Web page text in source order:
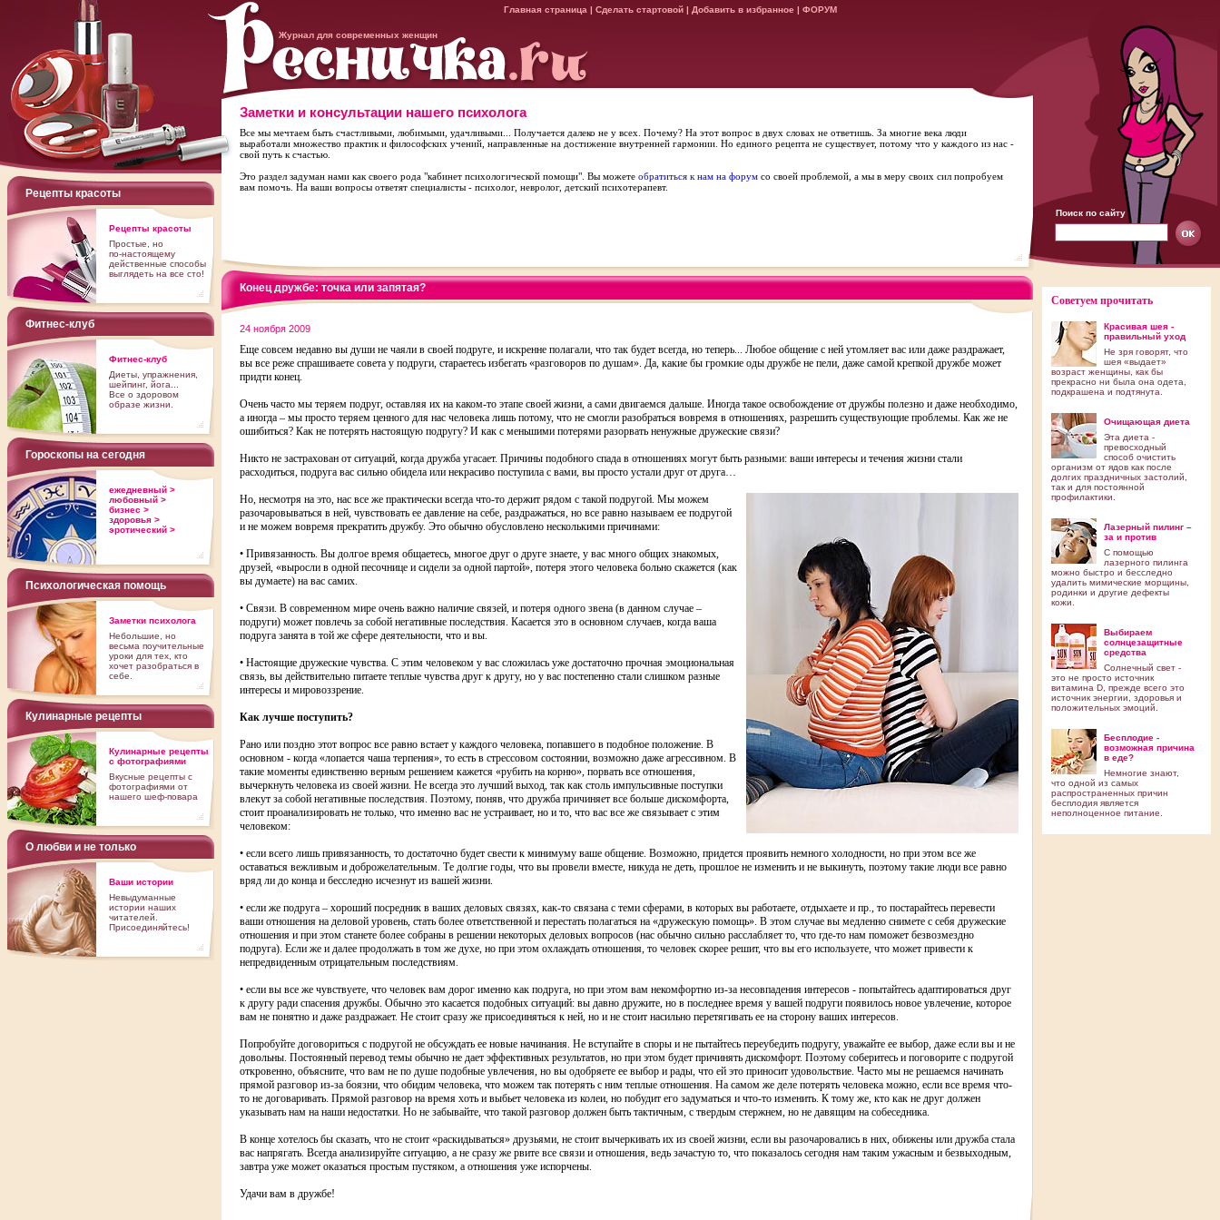
Журнал для современных женщин
Заметки и консультации нашего психолога
Все мы мечтаем быть счастливыми, любимыми, удачливыми... Получается далеко не у всех. Почему? На этот вопрос в двух словах не ответишь. За многие века люди
выработали множество практик и философских учений, направленные на достижение внутренней гармонии. Но единого рецепта не существует, потому что у каждого из нас -
свой путь к счастью.
Это раздел задуман нами как своего рода "кабинет психологической помощи". Вы можете обратиться к нам на форум со своей проблемой, а мы в меру своих сил попробуем
вам помочь. На ваши вопросы ответят специалисты - психолог, невролог, детский психотерапевт.
Поиск по сайту
Конец дружбе: точка или запятая?
24 ноября 2009
Еще совсем недавно вы души не чаяли в своей подруге, и искренне полагали, что так будет всегда, но теперь... Любое общение с ней утомляет вас или даже раздражает,
вы все реже спрашиваете совета у подруги, стараетесь избегать «разговоров по душам». Да, какие бы громкие оды дружбе не пели, даже самой крепкой дружбе может
придти конец.
Очень часто мы теряем подруг, оставляя их на каком-то этапе своей жизни, а сами двигаемся дальше. Иногда такое освобождение от дружбы полезно и даже необходимо,
а иногда – мы просто теряем ценного для нас человека лишь потому, что не смогли разобраться вовремя в отношениях, разрешить существующие проблемы. Как же не
ошибиться? Как не потерять настоящую подругу? И как с меньшими потерями разорвать ненужные дружеские связи?
Никто не застрахован от ситуаций, когда дружба угасает. Причины подобного спада в отношениях могут быть разными: ваши интересы и течения жизни стали
расходиться, подруга вас сильно обидела или некрасиво поступила с вами, вы просто устали друг от друга…
Но, несмотря на это, нас все же практически всегда что-то держит рядом с такой подругой. Мы можем
разочаровываться в ней, чувствовать ее давление на себе, раздражаться, но все равно называем ее подругой
и не можем вовремя прекратить дружбу. Это обычно обусловлено несколькими причинами:
• Привязанность. Вы долгое время общаетесь, многое друг о друге знаете, у вас много общих знакомых,
друзей, «выросли в одной песочнице и сидели за одной партой», потеря этого человека больно скажется (как
вы думаете) на вас самих.
• Связи. В современном мире очень важно наличие связей, и потеря одного звена (в данном случае –
подруги) может повлечь за собой негативные последствия. Касается это в основном случаев, когда ваша
подруга занята в той же сфере деятельности, что и вы.
• Настоящие дружеские чувства. С этим человеком у вас сложилась уже достаточно прочная эмоциональная
связь, вы действительно питаете теплые чувства друг к другу, но у вас постепенно стали слишком разные
интересы и мировоззрение.
Как лучше поступить?
Рано или поздно этот вопрос все равно встает у каждого человека, попавшего в подобное положение. В
основном - когда «лопается чаша терпения», то есть в стрессовом состоянии, возможно даже агрессивном. В
такие моменты единственно верным решением кажется «рубить на корню», порвать все отношения,
вычеркнуть человека из своей жизни. Не всегда это лучший выход, так как столь импульсивные поступки
влекут за собой негативные последствия. Поэтому, поняв, что дружба причиняет все больше дискомфорта,
стоит проанализировать не только, что именно вас не устраивает, но и то, что вас все же связывает с этим
человеком:
• если всего лишь привязанность, то достаточно будет свести к минимуму ваше общение. Возможно, придется проявить немного холодности, но при этом все же
оставаться вежливым и доброжелательным. Те долгие годы, что вы провели вместе, никуда не деть, прошлое не изменить и не выкинуть, поэтому такие люди все равно
вряд ли до конца и бесследно исчезнут из вашей жизни.
• если же подруга – хороший посредник в ваших деловых связях, как-то связана с теми сферами, в которых вы работаете, отдыхаете и пр., то постарайтесь перевести
ваши отношения на деловой уровень, стать более ответственной и перестать полагаться на «дружескую помощь». В этом случае вы медленно снимете с себя дружеские
отношения и при этом станете более собраны в решении некоторых деловых вопросов (нас обычно сильно расслабляет то, что где-то нам поможет безвозмездно
подруга). Если же и далее продолжать в том же духе, но при этом охлаждать отношения, то человек скорее решит, что вы его используете, что может привести к
непредвиденным отрицательным последствиям.
• если вы все же чувствуете, что человек вам дорог именно как подруга, но при этом вам некомфортно из-за несовпадения интересов - попытайтесь адаптироваться друг
к другу ради спасения дружбы. Обычно это касается подобных ситуаций: вы давно дружите, но в последнее время у вашей подруги появилось новое увлечение, которое
вам не понятно и даже раздражает. Не стоит сразу же присоединяться к ней, но и не стоит насильно перетягивать ее на сторону ваших интересов.
Попробуйте договориться с подругой не обсуждать ее новые начинания. Не вступайте в споры и не пытайтесь переубедить подругу, уважайте ее выбор, даже если вы и не
довольны. Постоянный перевод темы обычно не дает эффективных результатов, но при этом будет причинять дискомфорт. Поэтому соберитесь и поговорите с подругой
откровенно, объясните, что вам не по душе подобные увлечения, но вы одобряете ее выбор и рады, что ей это приносит удовольствие. Часто мы не решаемся начинать
прямой разговор из-за боязни, что обидим человека, что можем так потерять с ним теплые отношения. На самом же деле потерять человека можно, если все время что-
то не договаривать. Прямой разговор на время хоть и выбьет человека из колеи, но побудит его задуматься и что-то изменить. К тому же, кто как не друг должен
указывать нам на наши недостатки. Но не забывайте, что такой разговор должен быть тактичным, с твердым стержнем, но не давящим на собеседника.
В конце хотелось бы сказать, что не стоит «раскидываться» друзьями, не стоит вычеркивать их из своей жизни, если вы разочаровались в них, обижены или дружба стала
вас напрягать. Всегда анализируйте ситуацию, а не сразу же рвите все связи и отношения, ведь зачастую то, что показалось сегодня нам таким ужасным и безвыходным,
завтра уже может оказаться простым пустяком, а отношения уже испорчены.
Удачи вам в дружбе!
Советуем прочитать
Красивая шея -
правильный уход
Не зря говорят, что
шея «выдает»
возраст женщины, как бы
прекрасно ни была она одета,
подкрашена и подтянута.
Очищающая диета
Эта диета -
превосходный
способ очистить
организм от ядов как после
долгих праздничных застолий,
так и для постоянной
профилактики.
Лазерный пилинг –
за и против
С помощью
лазерного пилинга
можно быстро и бесследно
удалить мимические морщины,
родинки и другие дефекты
кожи.
Выбираем
солнцезащитные
средства
Солнечный свет -
это не просто источник
витамина D, прежде всего это
источник энергии, здоровья и
положительных эмоций.
Бесплодие -
возможная причина
в еде?
Немногие знают,
что одной из самых
распространенных причин
бесплодия является
неполноценное питание.
Главная страница | Сделать стартовой | Добавить в избранное | ФОРУМ
Рецепты красоты
Рецепты красоты
Простые, но
по-настоящему
действенные способы
выглядеть на все сто!
Фитнес-клуб
Фитнес-клуб
Диеты, упражнения,
шейпинг, йога...
Все о здоровом
образе жизни.
Гороскопы на сегодня
ежедневный >
любовный >
бизнес >
здоровья >
эротический >
Психологическая помощь
Заметки психолога
Небольшие, но
весьма поучительные
уроки для тех, кто
хочет разобраться в
себе.
Кулинарные рецепты
Кулинарные рецепты
с фотографиями
Вкусные рецепты с
фотографиями от
нашего шеф-повара
О любви и не только
Ваши истории
Невыдуманные
истории наших
читателей.
Присоединяйтесь!